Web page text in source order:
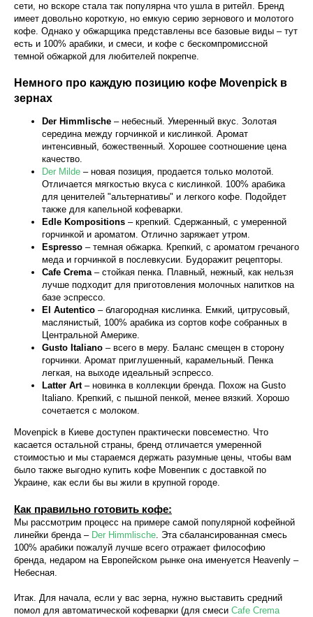
сети, но вскоре стала так популярна что ушла в ритейл. Бренд
имеет довольно короткую, но емкую серию зернового и молотого
кофе. Однако у обжарщика представлены все базовые виды – тут
есть и 100% арабики, и смеси, и кофе с бескомпромиссной
темной обжаркой для любителей покрепче.
Немного про каждую позицию кофе Movenpick в
зернах
Der Himmlische – небесный. Умеренный вкус. Золотая
середина между горчинкой и кислинкой. Аромат
интенсивный, божественный. Хорошее соотношение цена
качество.
Der Milde – новая позиция, продается только молотой.
Отличается мягкостью вкуса с кислинкой. 100% арабика
для ценителей "альтернативы" и легкого кофе. Подойдет
также для капельной кофеварки.
Edle Kompositions – крепкий. Сдержанный, с умеренной
горчинкой и ароматом. Отлично заряжает утром.
Espresso – темная обжарка. Крепкий, с ароматом гречаного
меда и горчинкой в послевкусии. Будоражит рецепторы.
Cafe Crema– стойкая пенка. Плавный, нежный, как нельзя
лучше подходит для приготовления молочных напитков на
базе эспрессо.
El Autentico – благородная кислинка. Емкий, цитрусовый,
маслянистый, 100% арабика из сортов кофе собранных в
Центральной Америке.
Gusto Italiano – всего в меру. Баланс смещен в сторону
горчинки. Аромат приглушенный, карамельный. Пенка
легкая, на выходе идеальный эспрессо.
Latter Art– новинка в коллекции бренда. Похож на Gusto
Italiano. Крепкий, с пышной пенкой, менее вязкий. Хорошо
сочетается с молоком.
Movenpick в Киеве доступен практически повсеместно. Что
касается остальной страны, бренд отличается умеренной
стоимостью и мы стараемся держать разумные цены, чтобы вам
было также выгодно купить кофе Мовенпик с доставкой по
Украине, как если бы вы жили в крупной городе.
Как правильно готовить кофе:
Мы рассмотрим процесс на примере самой популярной кофейной
линейки бренда – Der Himmlische. Эта сбалансированная смесь
100% арабики пожалуй лучше всего отражает философию
бренда, недаром на Европейском рынке она именуется Heavenly –
Небесная.
Итак. Для начала, если у вас зерна, нужно выставить средний
помол для автоматической кофеварки (для смеси Cafe Crema